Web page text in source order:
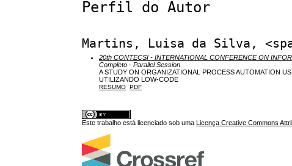
Perfil do Autor
Martins, Luisa da Silva,
20th CONTECSI - INTERNATIONAL CONFERENCE ON
Completo - Parallel Session
A STUDY ON ORGANIZATIONAL PROCESS AUTOMATION
UTILIZANDO LOW-CODE
RESUMO PDF
Este trabalho está licenciado sob uma Licença Creative Commons